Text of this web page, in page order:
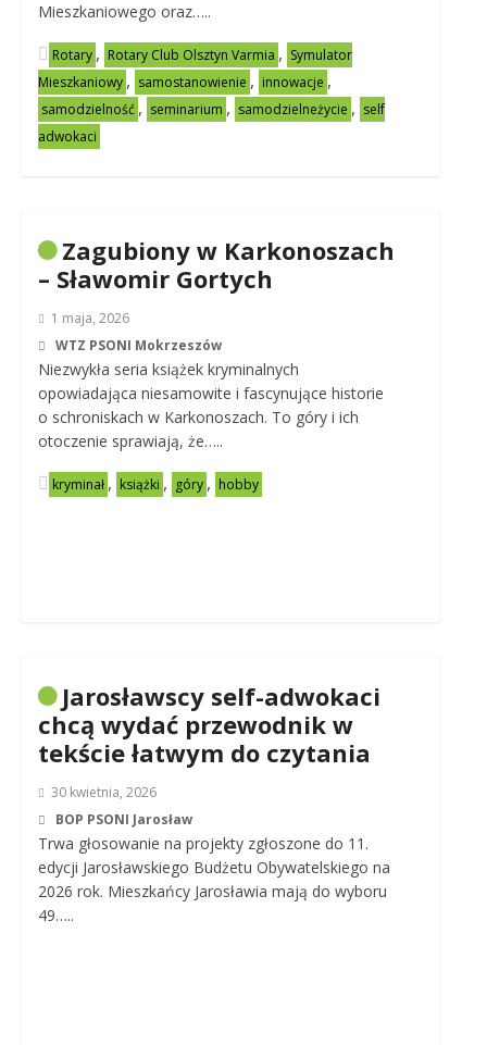
Mieszkaniowego oraz…..
Rotary , Rotary Club Olsztyn Varmia , Symulator
Mieszkaniowy , samostanowienie , innowacje ,
samodzielność , seminarium , samodzielneżycie , self
adwokaci
Zagubiony w Karkonoszach
– Sławomir Gortych
1 maja, 2026
WTZ PSONI Mokrzeszów
Niezwykła seria książek kryminalnych
opowiadająca niesamowite i fascynujące historie
o schroniskach w Karkonoszach. To góry i ich
otoczenie sprawiają, że…..
kryminał , książki , góry , hobby
Jarosławscy self-adwokaci
chcą wydać przewodnik w
tekście łatwym do czytania
30 kwietnia, 2026
BOP PSONI Jarosław
Trwa głosowanie na projekty zgłoszone do 11.
edycji Jarosławskiego Budżetu Obywatelskiego na
2026 rok. Mieszkańcy Jarosławia mają do wyboru
49…..